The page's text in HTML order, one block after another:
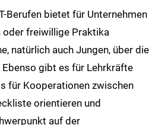
Berufen bietet für Unternehmen
freiwillige Praktika
natürlich auch Jungen, über die
gibt es für Lehrkräfte
für Kooperationen zwischen
orientieren und
auf der